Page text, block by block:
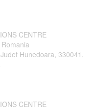
CENTRE
Hunedoara, 330041,
CENTRE